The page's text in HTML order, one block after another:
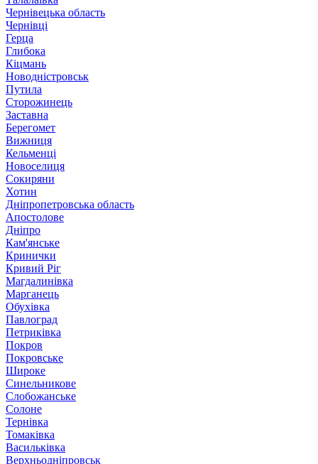
Чернівецька область
Чернівці
Герца
Глибока
Кіцмань
Новодністровськ
Путила
Сторожинець
Заставна
Берегомет
Вижниця
Кельменці
Новоселиця
Сокиряни
Хотин
Дніпропетровська область
Апостолове
Дніпро
Кам'янське
Кринички
Кривий Ріг
Магдалинівка
Марганець
Обухівка
Павлоград
Петриківка
Покров
Покровське
Широке
Синельникове
Слобожанське
Солоне
Тернівка
Томаківка
Васильківка
Верхньодніпровськ